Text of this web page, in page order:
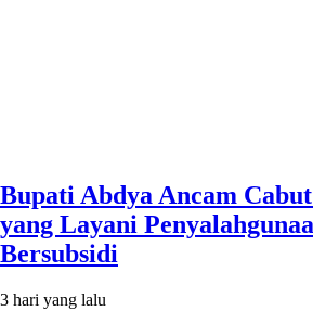
Bupati Abdya Ancam
yang Layani
Bersubsidi
3 hari yang lalu